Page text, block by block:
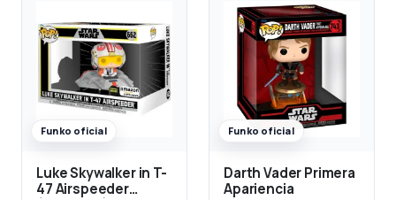
Funko oficial
Luke Skywalker in T-
47 Airspeeder
Funko oficial
Darth Vader Primera
Apariencia